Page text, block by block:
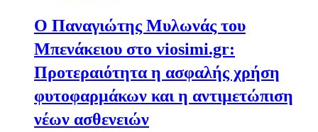
Ο Παναγιώτης Μυλωνάς του
Μπενάκειου στο viosimi.gr:
Προτεραιότητα η ασφαλής χρήση
φυτοφαρμάκων και η αντιμετώπιση
νέων ασθενειών